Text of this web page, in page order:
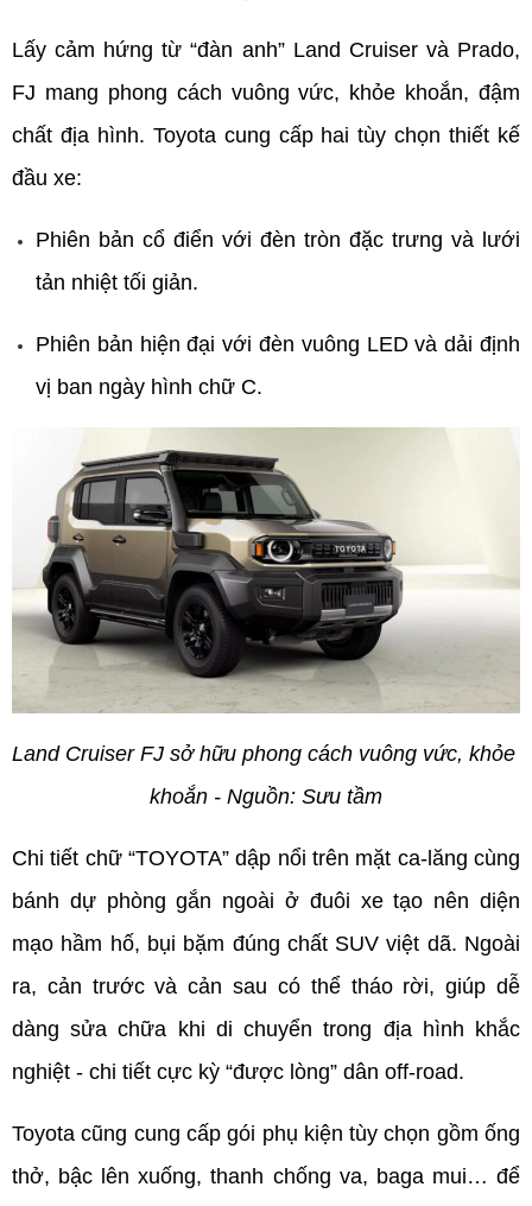
Lấy cảm hứng từ “đàn anh” Land Cruiser và Prado,
FJ mang phong cách vuông vức, khỏe khoắn, đậm
chất địa hình. Toyota cung cấp hai tùy chọn thiết kế
đầu xe:
Phiên bản cổ điển với đèn tròn đặc trưng và lưới
tản nhiệt tối giản.
Phiên bản hiện đại với đèn vuông LED và dải định
vị ban ngày hình chữ C.
Land Cruiser FJ sở hữu phong cách vuông vức, khỏe
khoắn - Nguồn: Sưu tầm
Chi tiết chữ “TOYOTA” dập nổi trên mặt ca-lăng cùng
bánh dự phòng gắn ngoài ở đuôi xe tạo nên diện
mạo hầm hố, bụi bặm đúng chất SUV việt dã. Ngoài
ra, cản trước và cản sau có thể tháo rời, giúp dễ
dàng sửa chữa khi di chuyển trong địa hình khắc
nghiệt - chi tiết cực kỳ “được lòng” dân off-road.
Toyota cũng cung cấp gói phụ kiện tùy chọn gồm ống
thở, bậc lên xuống, thanh chống va, baga mui… để